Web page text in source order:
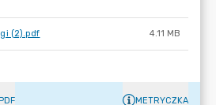
(2).pdf 4.11 MB
METRYCZKA